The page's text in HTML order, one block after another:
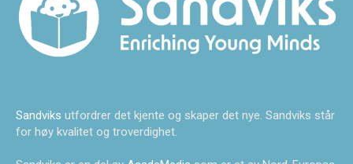
Sandviks utfordrer det kjente og skaper det nye. Sandviks står
for høy kvalitet og troverdighet.